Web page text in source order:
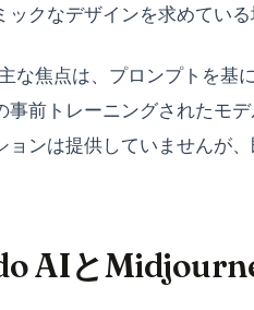
ックなデザインを求めてい
な焦点は、プロンプトを基
事前トレーニングされたモ
ョンは提供していませんが
AIと